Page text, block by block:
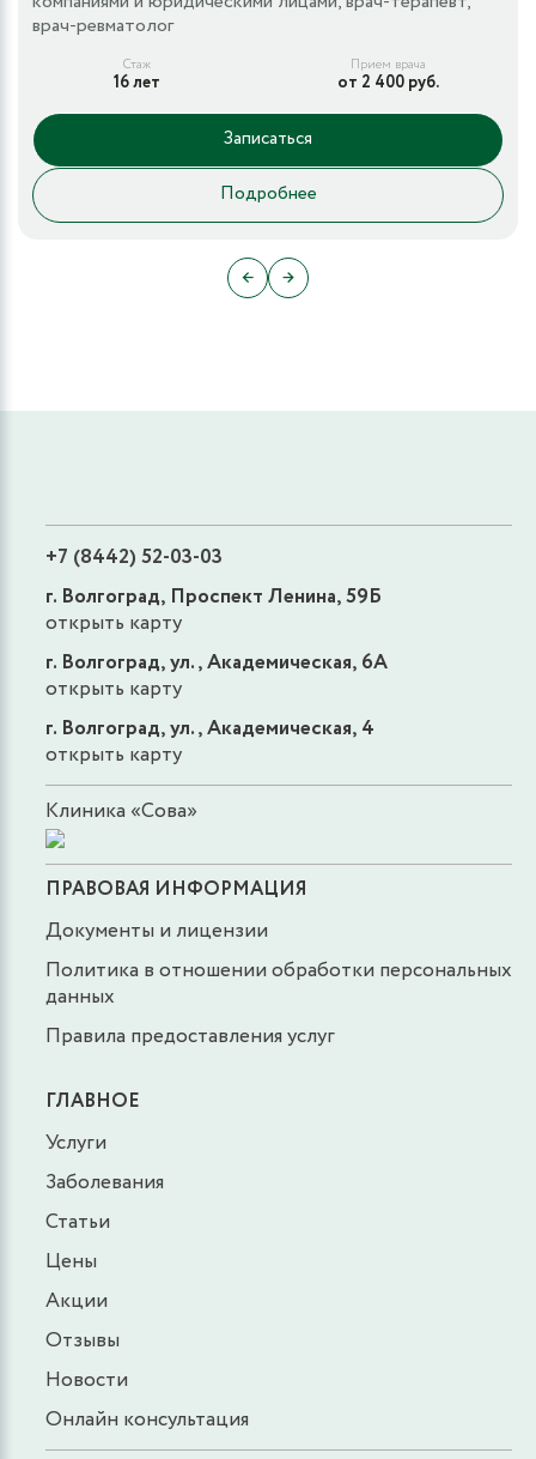
врач-ревматолог
Стаж
16 лет
Прием врача
от 2 400 руб.
Записаться
Подробнее
← →
+7 (8442) 52-03-03
г. Волгоград, Проспект Ленина, 59Б
открыть карту
г. Волгоград, ул., Академическая, 6А
открыть карту
г. Волгоград, ул., Академическая, 4
открыть карту
Клиника «Сова»
ПРАВОВАЯ ИНФОРМАЦИЯ
Документы и лицензии
Политика в отношении обработки персональных
данных
Правила предоставления услуг
ГЛАВНОЕ
Услуги
Заболевания
Статьи
Цены
Акции
Отзывы
Новости
Онлайн консультация